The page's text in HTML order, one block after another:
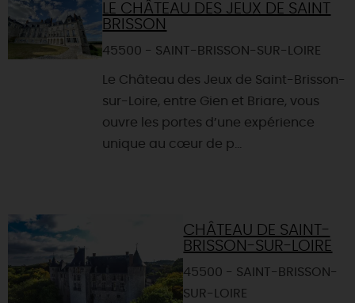
LE CHÂTEAU DES JEUX DE SAINT
BRISSON
45500 - SAINT-BRISSON-SUR-LOIRE
Le Château des Jeux de Saint-Brisson-
sur-Loire, entre Gien et Briare, vous
ouvre les portes d’une expérience
unique au cœur de p...
CHÂTEAU DE SAINT-
BRISSON-SUR-LOIRE
45500 - SAINT-BRISSON-
SUR-LOIRE